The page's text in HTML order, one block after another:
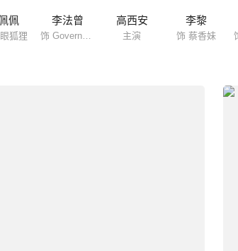
佩
狐狸
李法曾 高西安
主演
李黎
饰 蔡香妹